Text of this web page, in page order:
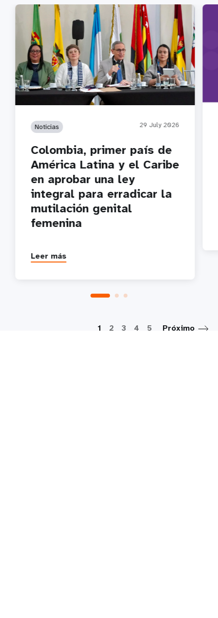
Noticias 29 July 2026
Colombia, primer país de
América Latina y el Caribe
en aprobar una ley
integral para erradicar la
mutilación genital
femenina
Leer más
1 2 3 4 5 Próximo